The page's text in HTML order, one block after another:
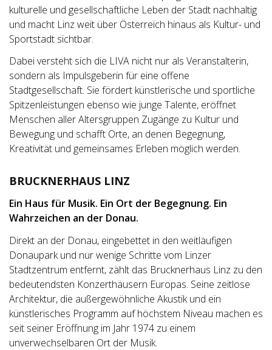
kulturelle und gesellschaftliche Leben der Stadt nachhaltig
und macht Linz weit über Österreich hinaus als Kultur- und
Sportstadt sichtbar.
Dabei versteht sich die LIVA nicht nur als Veranstalterin,
sondern als Impulsgeberin für eine offene
Stadtgesellschaft. Sie fördert künstlerische und sportliche
Spitzenleistungen ebenso wie junge Talente, eröffnet
Menschen aller Altersgruppen Zugänge zu Kultur und
Bewegung und schafft Orte, an denen Begegnung,
Kreativität und gemeinsames Erleben möglich werden.
BRUCKNERHAUS LINZ
Ein Haus für Musik. Ein Ort der Begegnung. Ein
Wahrzeichen an der Donau.
Direkt an der Donau, eingebettet in den weitläufigen
Donaupark und nur wenige Schritte vom Linzer
Stadtzentrum entfernt, zählt das Brucknerhaus Linz zu den
bedeutendsten Konzerthäusern Europas. Seine zeitlose
Architektur, die außergewöhnliche Akustik und ein
künstlerisches Programm auf höchstem Niveau machen es
seit seiner Eröffnung im Jahr 1974 zu einem
unverwechselbaren Ort der Musik.